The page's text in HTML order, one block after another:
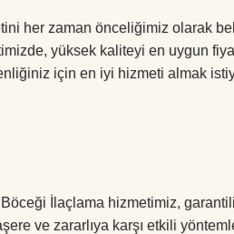
her zaman önceliğimiz olarak
yüksek kaliteyi en uygun
için en iyi hizmeti almak
İlaçlama hizmetimiz,
ve zararlıya karşı etkili